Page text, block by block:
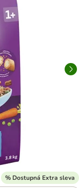
% Dostupná Extra sleva